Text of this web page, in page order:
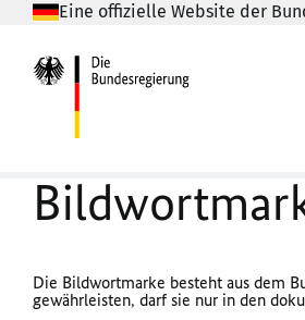
Eine offizielle Website der
Die Bildwortmarke besteht aus dem
gewährleisten, darf sie nur in den